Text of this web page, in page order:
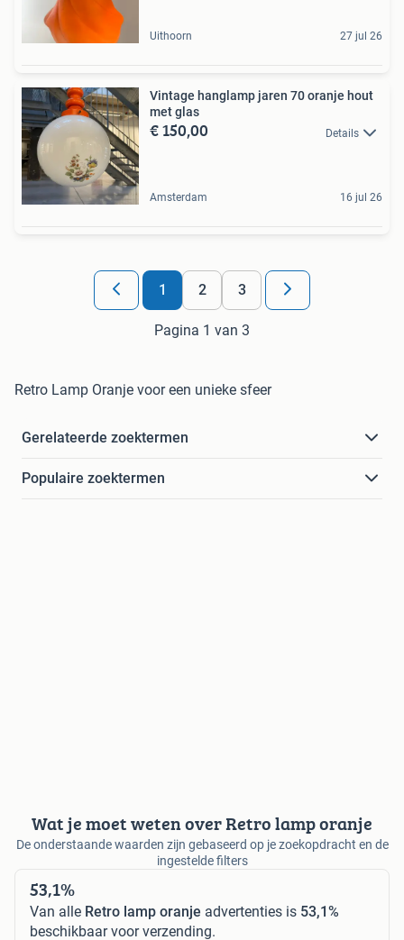
Uithoorn 27 jul 26
Vintage hanglamp jaren 70 oranje hout
met glas
€ 150,00 Details
Amsterdam 16 jul 26
1 2 3
Pagina 1 van 3
Retro Lamp Oranje voor een unieke sfeer
Gerelateerde zoektermen
Populaire zoektermen
Wat je moet weten over Retro lamp oranje
De onderstaande waarden zijn gebaseerd op je zoekopdracht en de
ingestelde filters
53,1%
Van alle Retro lamp oranje advertenties is 53,1%
beschikbaar voor verzending.